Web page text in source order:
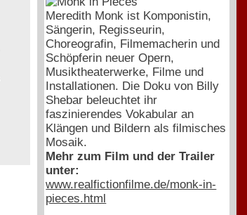
Meredith Monk ist Komponistin,
Sängerin, Regisseurin,
Choreografin, Filmemacherin und
Schöpferin neuer Opern,
Musiktheaterwerke, Filme und
Installationen. Die Doku von Billy
Shebar beleuchtet ihr
faszinierendes Vokabular an
Klängen und Bildern als filmisches
Mosaik.
Mehr zum Film und der Trailer
unter:
www.realfictionfilme.de/monk-in-
pieces.html